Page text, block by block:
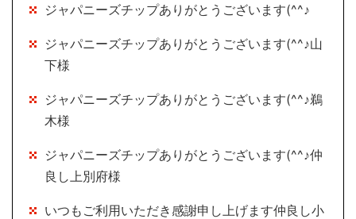
ジャパニーズチップありがとうございます(^^♪
ジャパニーズチップありがとうございます(^^♪山
下様
ジャパニーズチップありがとうございます(^^♪鵜
木様
ジャパニーズチップありがとうございます(^^♪仲
良し上別府様
いつもご利用いただき感謝申し上げます仲良し小